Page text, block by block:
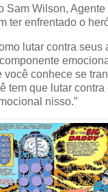
Sam Wilson,
ter enfrentado o
lutar contra seus
você conhece se
tem que lutar
nisso.”